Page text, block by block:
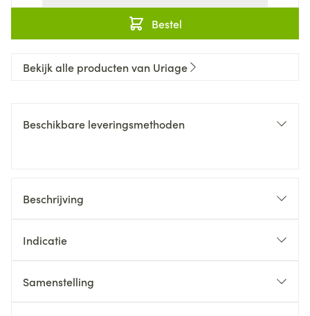
Bestel
Bekijk alle producten van Uriage
Beschikbare leveringsmethoden
Beschrijving
Indicatie
Samenstelling